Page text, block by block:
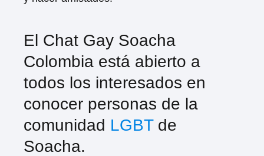
El Chat Gay Soacha
Colombia está abierto a
todos los interesados en
conocer personas de la
comunidad LGBTde
Soacha.